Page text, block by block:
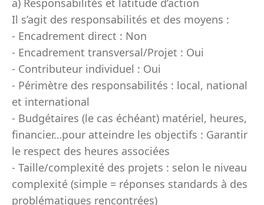
a) Responsabilités et latitude d’action
Il s’agit des responsabilités et des moyens :
- Encadrement direct : Non
- Encadrement transversal/Projet : Oui
- Contributeur individuel : Oui
- Périmètre des responsabilités : local, national
et international
- Budgétaires (le cas échéant) matériel, heures,
financier…pour atteindre les objectifs : Garantir
le respect des heures associées
- Taille/complexité des projets : selon le niveau
complexité (simple = réponses standards à des
problématiques rencontrées)